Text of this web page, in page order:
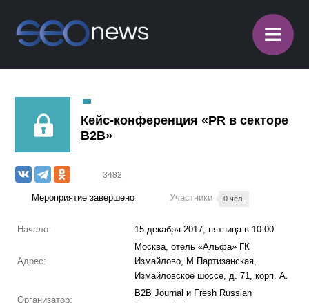
≡
Кейс-конференция «PR в секторе
B2B»
3482
Мероприятие завершено Участники 0 чел.
Начало: 15 декабря 2017, пятница в 10:00
Адрес:
Москва, отель «Альфа» ГК
Измайлово, М Партизанская,
Измайловское шоссе, д. 71, корп. А.
Организатор:
B2B Journal и Fresh Russian